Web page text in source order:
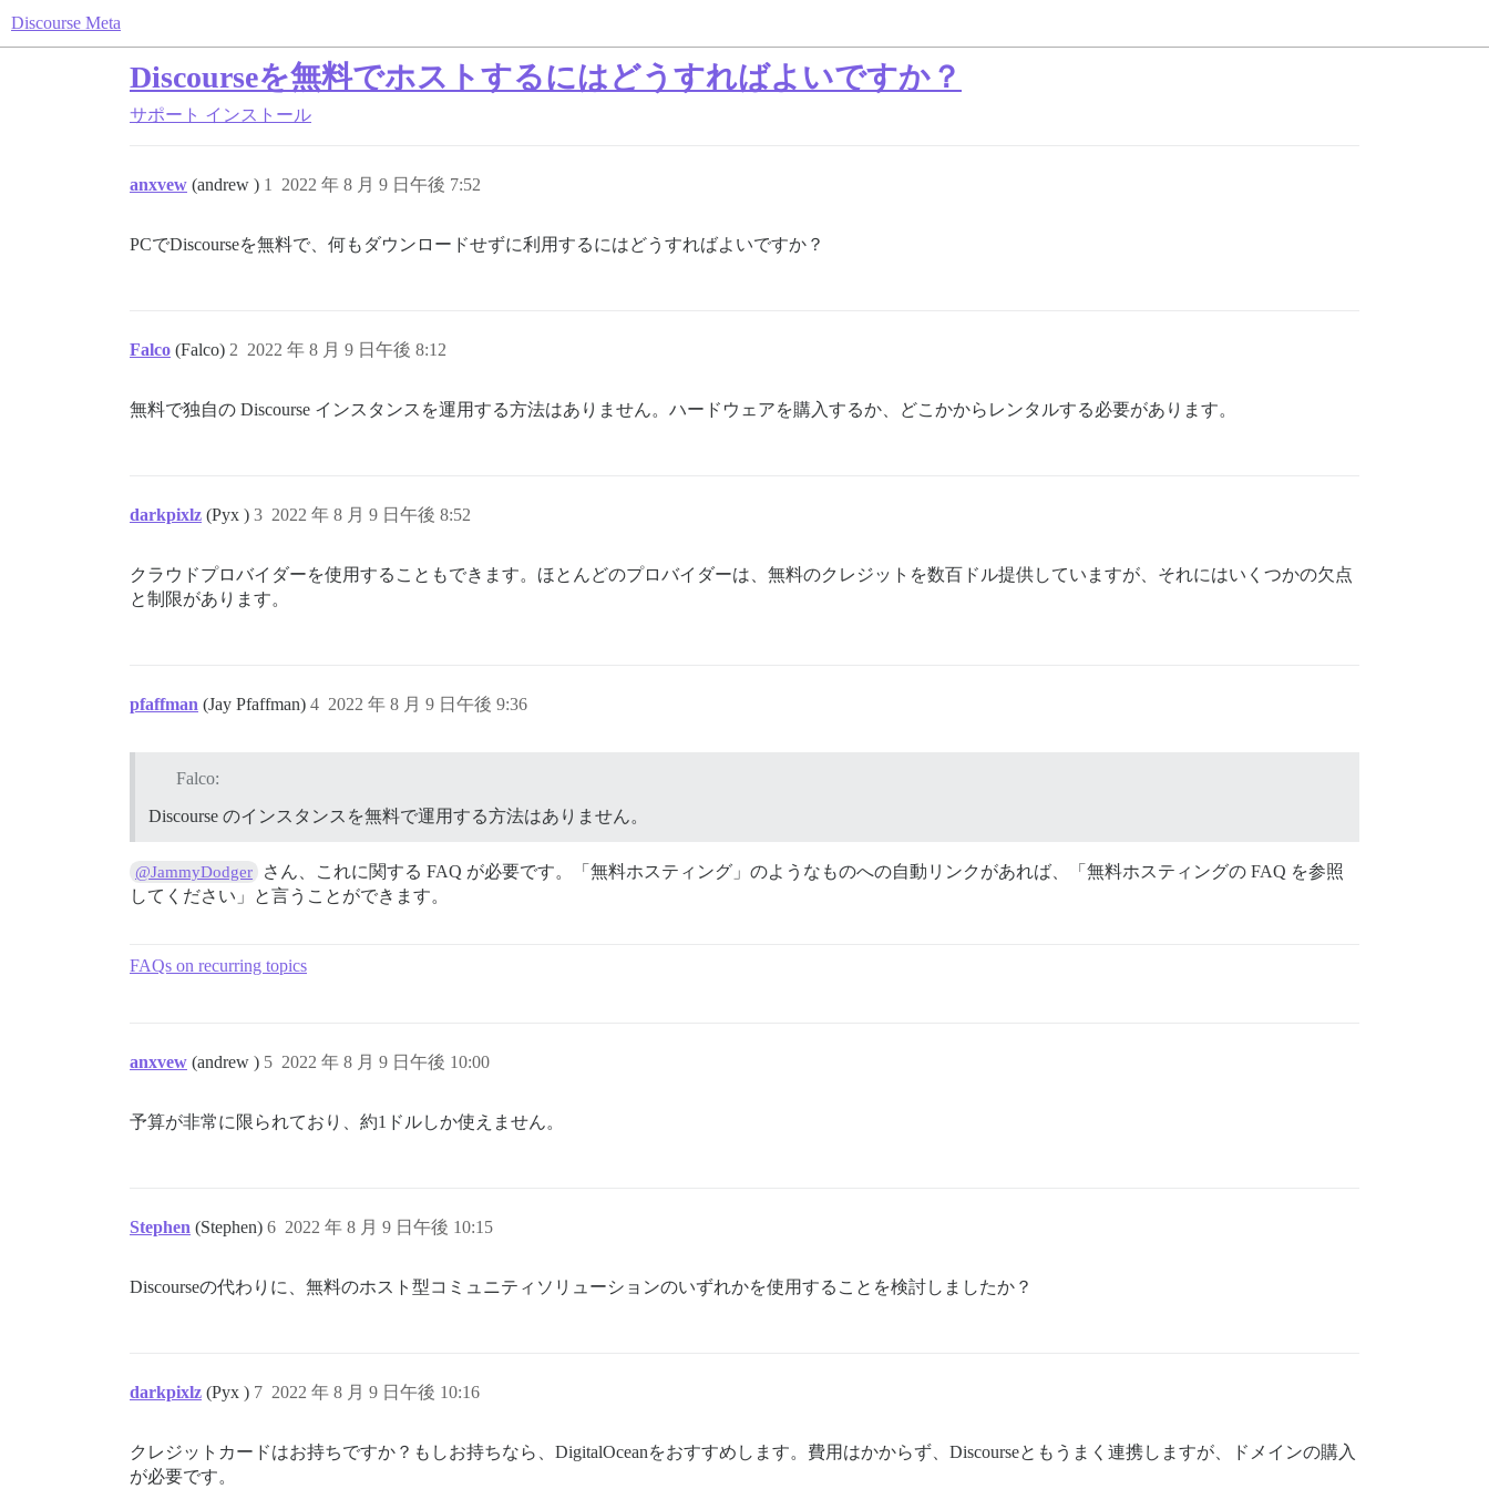
Discourse Meta
Discourseを無料でホストするにはどうすればよいですか？
サポート インストール
anxvew (andrew ) 2022 年 8 月 9 日午後 7:52
1
PCでDiscourseを無料で、何もダウンロードせずに利用するにはどうすればよいですか？
Falco (Falco) 2022 年 8 月 9 日午後 8:12
2
無料で独自の Discourse インスタンスを運用する方法はありません。ハードウェアを購入するか、どこかからレンタルする必要があります。
darkpixlz (Pyx ) 2022 年 8 月 9 日午後 8:52
3
クラウドプロバイダーを使用することもできます。ほとんどのプロバイダーは、無料のクレジットを数百ドル提供していますが、それにはいくつかの欠点
と制限があります。
pfaffman (Jay Pfaffman) 2022 年 8 月 9 日午後 9:36
4
Falco:
Discourse のインスタンスを無料で運用する方法はありません。
@JammyDodger
さん、これに関する FAQ が必要です。「無料ホスティング」のようなものへの自動リンクがあれば、「無料ホスティングの FAQ を参照
してください」と言うことができます。
FAQs on recurring topics
anxvew (andrew ) 2022 年 8 月 9 日午後 10:00
5
予算が非常に限られており、約1ドルしか使えません。
Stephen (Stephen) 2022 年 8 月 9 日午後 10:15
6
Discourseの代わりに、無料のホスト型コミュニティソリューションのいずれかを使用することを検討しましたか？
darkpixlz (Pyx ) 2022 年 8 月 9 日午後 10:16
7
クレジットカードはお持ちですか？もしお持ちなら、DigitalOceanをおすすめします。費用はかからず、Discourseともうまく連携しますが、ドメインの購入
が必要です。